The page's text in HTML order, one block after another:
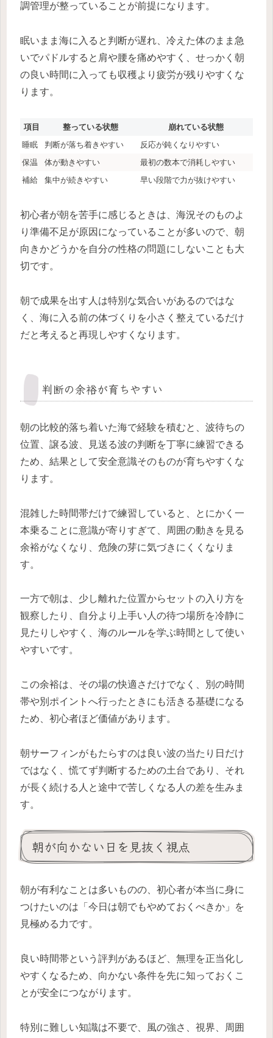
調管理が整っていることが前提になります。
眠いまま海に入ると判断が遅れ、冷えた体のまま急
いでパドルすると肩や腰を痛めやすく、せっかく朝
の良い時間に入っても収穫より疲労が残りやすくな
ります。
項目 整っている状態
崩れている状態
睡眠
判断が落ち着きやすい
反応が鈍くなりやすい
保温
体が動きやすい
最初の数本で消耗しやすい
補給
集中が続きやすい 早い段階で力が抜けやすい
初心者が朝を苦手に感じるときは、海況そのものよ
り準備不足が原因になっていることが多いので、朝
向きかどうかを自分の性格の問題にしないことも大
切です。
朝で成果を出す人は特別な気合いがあるのではな
く、海に入る前の体づくりを小さく整えているだけ
だと考えると再現しやすくなります。
判断の余裕が育ちやすい
朝の比較的落ち着いた海で経験を積むと、波待ちの
位置、譲る波、見送る波の判断を丁寧に練習できる
ため、結果として安全意識そのものが育ちやすくな
ります。
混雑した時間帯だけで練習していると、とにかく一
本乗ることに意識が寄りすぎて、周囲の動きを見る
余裕がなくなり、危険の芽に気づきにくくなりま
す。
一方で朝は、少し離れた位置からセットの入り方を
観察したり、自分より上手い人の待つ場所を冷静に
見たりしやすく、海のルールを学ぶ時間として使い
やすいです。
この余裕は、その場の快適さだけでなく、別の時間
帯や別ポイントへ行ったときにも活きる基礎になる
ため、初心者ほど価値があります。
朝サーフィンがもたらすのは良い波の当たり日だけ
ではなく、慌てず判断するための土台であり、それ
が長く続ける人と途中で苦しくなる人の差を生みま
す。
朝が向かない日を見抜く視点
朝が有利なことは多いものの、初心者が本当に身に
つけたいのは「今日は朝でもやめておくべきか」を
見極める力です。
良い時間帯という評判があるほど、無理を正当化し
やすくなるため、向かない条件を先に知っておくこ
とが安全につながります。
特別に難しい知識は不要で、風の強さ、視界、周囲